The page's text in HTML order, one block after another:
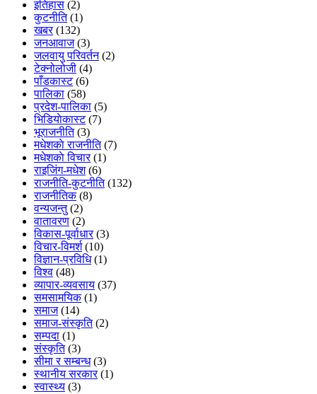
इतिहास (2)
कुटनीति(1)
खबर(132)
जनआवाज(3)
जलवायु परिवर्तन(2)
टेक्नोलोजी (4)
पाँडकास्ट(6)
पालिका (58)
प्रदेश-पालिका (5)
भिडियाेकास्ट(7)
भूराजनीति(3)
मधेशकाे राजनीति(7)
मधेशकाे विचार(1)
राइजिंग-मधेश(6)
राजनीति-कुटनीति(132)
राजनीतिक(8)
वन्यजन्तु(2)
वातावरण (2)
विकास-पूर्वाधार(3)
विचार-विमर्श(10)
विज्ञान-प्रविधि(1)
विश्व (48)
व्यापार-व्यवसाय (37)
समसामयिक(1)
समाज(14)
समाज-संस्कृति(2)
सम्पदा (1)
संस्कृति(3)
सीमा र सम्बन्ध(3)
स्थानीय सरकार(1)
स्वास्थ्य (3)